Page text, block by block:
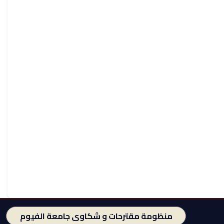
منظومة مقترحات و شكاوى جامعة الفيوم